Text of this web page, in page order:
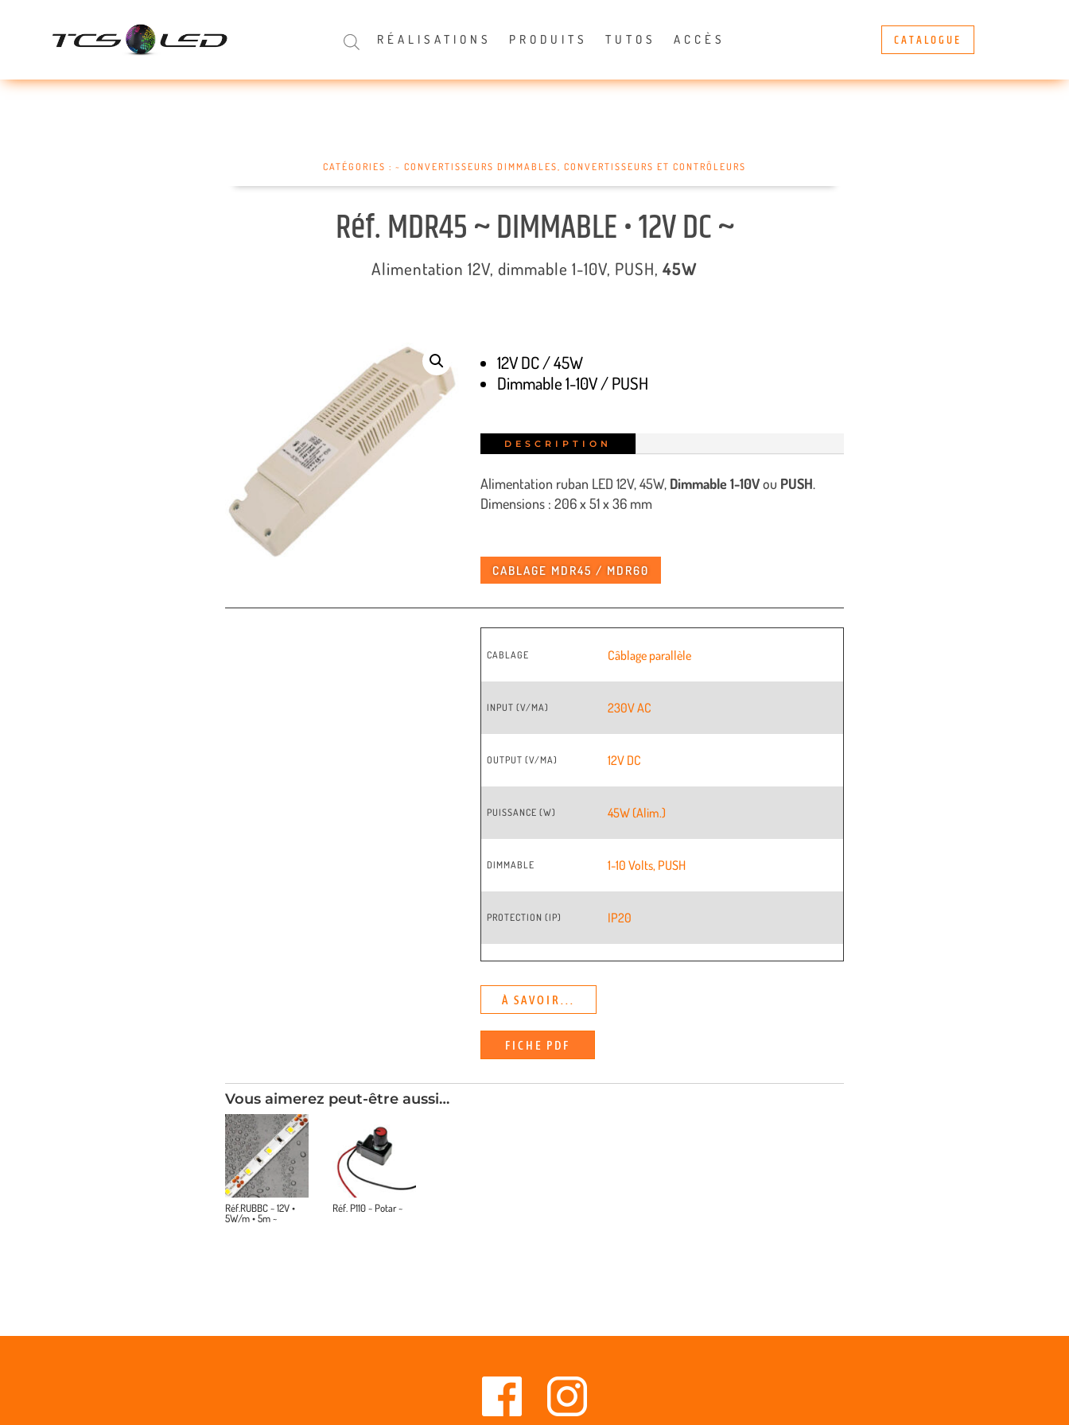
RÉALISATIONS PRODUITS TUTOS ACCÈS CATALOGUE
CATÉGORIES : ~ CONVERTISSEURS DIMMABLES, CONVERTISSEURS ET CONTRÔLEURS
Réf. MDR45 ~ DIMMABLE • 12V DC ~
Alimentation 12V, dimmable 1-10V, PUSH, 45W
12V DC / 45W
Dimmable 1-10V / PUSH
DESCRIPTION
Alimentation ruban LED 12V, 45W, Dimmable 1-10Vou PUSH.
Dimensions : 206 x 51 x 36 mm
CABLAGE MDR45 / MDR60
CABLAGE Câblage parallèle
INPUT (V/MA) 230V AC
OUTPUT (V/MA) 12V DC
PUISSANCE (W) 45W (Alim.)
DIMMABLE 1-10 Volts, PUSH
PROTECTION (IP) IP20
À SAVOIR...
FICHE PDF
Vous aimerez peut-être aussi…
Réf.RUBBC ~ 12V •
5W/m • 5m ~
Réf. P110 ~ Potar ~